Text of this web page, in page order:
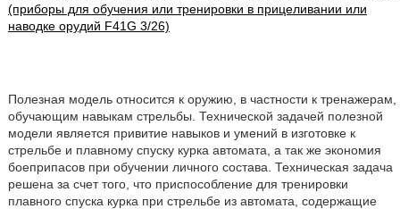
(приборы для обучения или тренировки в прицеливании или
наводке орудий F41G 3/26)
Полезная модель относится к оружию, в частности к тренажерам,
обучающим навыкам стрельбы. Технической задачей полезной
модели является привитие навыков и умений в изготовке к
стрельбе и плавному спуску курка автомата, а так же экономия
боеприпасов при обучении личного состава. Техническая задача
решена за счет того, что приспособление для тренировки
плавного спуска курка при стрельбе из автомата, содержащие